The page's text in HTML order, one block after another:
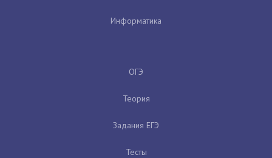
Информатика
ОГЭ
Теория
Задания ЕГЭ
Тесты